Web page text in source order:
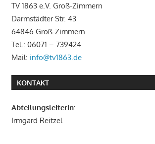
TV 1863 e.V. Groß-Zimmern
Darmstädter Str. 43
64846 Groß-Zimmern
Tel.: 06071 – 739424
Mail: info@tv1863.de
KONTAKT
Abteilungsleiterin:
Irmgard Reitzel